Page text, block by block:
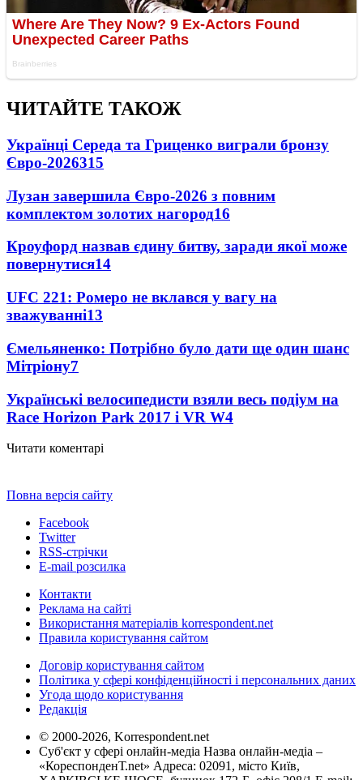
ЧИТАЙТЕ ТАКОЖ
Українці Середа та Гриценко виграли бронзу
Євро-2026315
Лузан завершила Євро-2026 з повним
комплектом золотих нагород16
Кроуфорд назвав єдину битву, заради якої може
повернутися14
UFC 221: Ромеро не вклався у вагу на
зважуванні13
Ємельяненко: Потрібно було дати ще один шанс
Мітріону7
Українські велосипедисти взяли весь подіум на
Race Horizon Park 2017 і VR W4
Читати коментарі
Повна версія сайту
Facebook
Twitter
RSS-стрічки
E-mail розсилка
Контакти
Реклама на сайті
Використання матеріалів korrespondent.net
Правила користування сайтом
Договір користування сайтом
Політика у сфері конфіденційності і персональних даних
Угода щодо користування
Редакція
© 2000-2026, Korrespondent.net
Суб'єкт у сфері онлайн-медіа Назва онлайн-медіа –
«КореспонденТ.net» Адреса: 02091, місто Київ,